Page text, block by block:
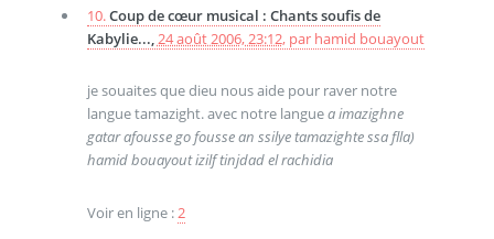
10.Coup de cœur musical : Chants soufis de
Kabylie...,24 août 2006, 23:12, par hamid bouayout
je souaites que dieu nous aide pour raver notre
langue tamazight. avec notre languea imazighne
gatar afousse go fousse an ssilye tamazighte ssa flla)
hamid bouayout izilf tinjdad el rachidia
Voir en ligne :2